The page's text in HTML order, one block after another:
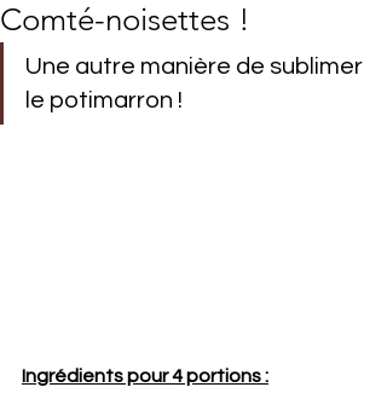
Comté-noisettes !
Une autre manière de sublimer
le potimarron !
Ingrédients pour 4 portions :